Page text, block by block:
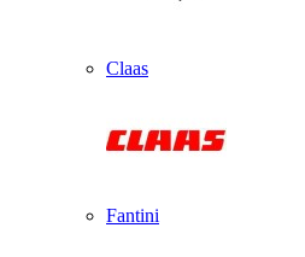
Claas
Fantini